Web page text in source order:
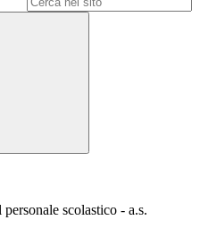
scolastico - a.s.